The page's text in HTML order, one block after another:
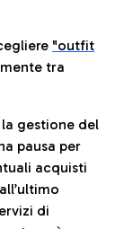
"outfit
tra
gestione del
pausa per
acquisti
di